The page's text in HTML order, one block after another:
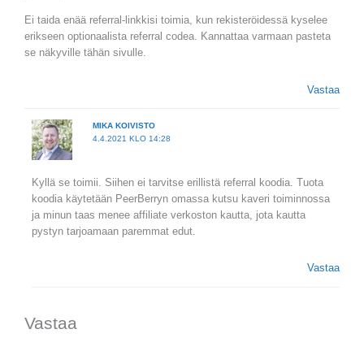
Ei taida enää referral-linkkisi toimia, kun rekisteröidessä kyselee
erikseen optionaalista referral codea. Kannattaa varmaan pasteta
se näkyville tähän sivulle.
Vastaa
MIKA KOIVISTO
4.4.2021 KLO 14:28
Kyllä se toimii. Siihen ei tarvitse erillistä referral koodia. Tuota
koodia käytetään PeerBerryn omassa kutsu kaveri toiminnossa
ja minun taas menee affiliate verkoston kautta, jota kautta
pystyn tarjoamaan paremmat edut.
Vastaa
Vastaa